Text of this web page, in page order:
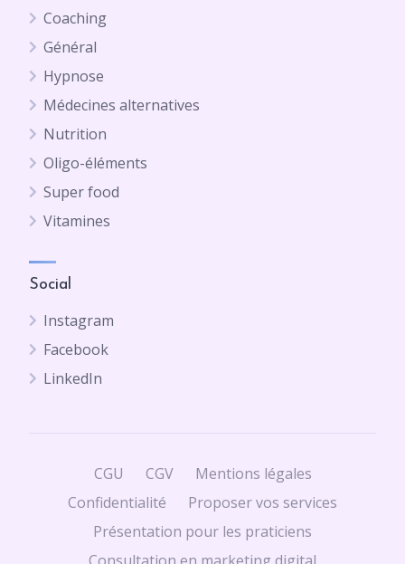
Coaching
Général
Hypnose
Médecines alternatives
Nutrition
Oligo-éléments
Super food
Vitamines
Social
Instagram
Facebook
LinkedIn
CGU CGV
Mentions légales
Confidentialité
Proposer vos services
Présentation pour les praticiens